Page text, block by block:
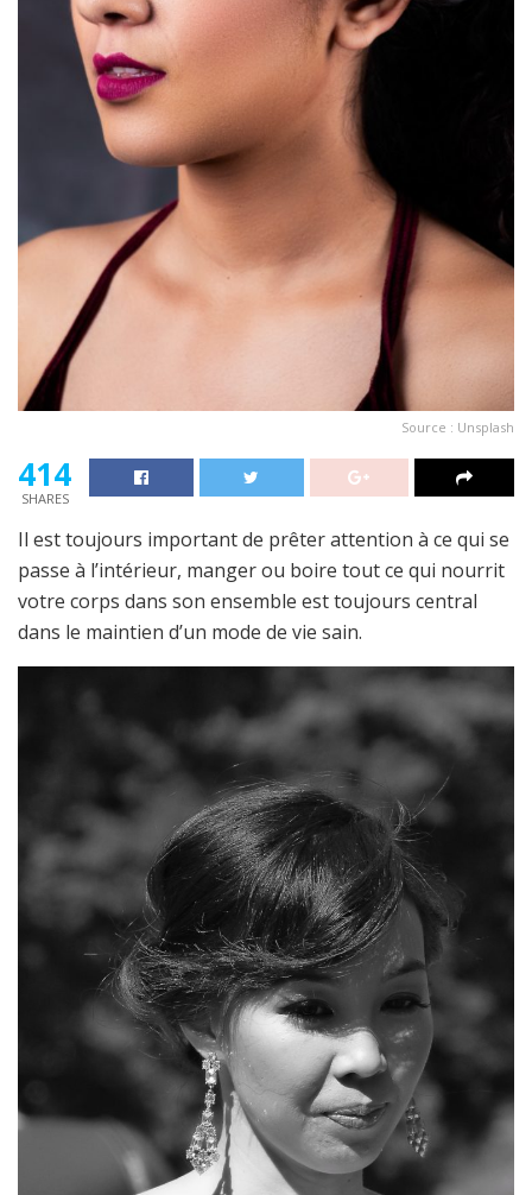
Source : Unsplash
414
SHARES
Il est toujours important de prêter attention à ce qui se
passe à l’intérieur, manger ou boire tout ce qui nourrit
votre corps dans son ensemble est toujours central
dans le maintien d’un mode de vie sain.